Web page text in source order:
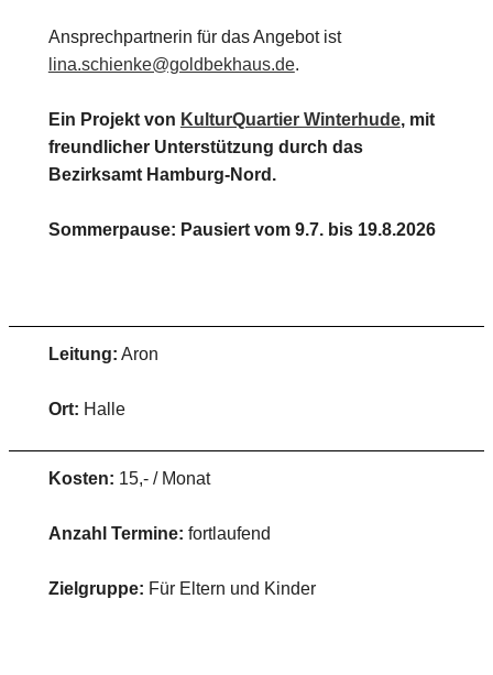
Ansprechpartnerin für das Angebot ist
lina.schienke@goldbekhaus.de.
Ein Projekt von KulturQuartier Winterhude, mit
freundlicher Unterstützung durch das
Bezirksamt Hamburg-Nord.
Sommerpause: Pausiert vom 9.7. bis 19.8.2026
Leitung: Aron
Ort: Halle
Kosten: 15,- / Monat
Anzahl Termine: fortlaufend
Zielgruppe: Für Eltern und Kinder